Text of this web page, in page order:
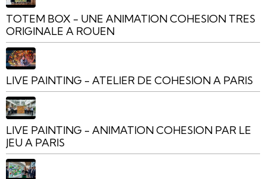
TOTEM BOX - UNE ANIMATION COHESION TRES
ORIGINALE A ROUEN
LIVE PAINTING - ATELIER DE COHESION A PARIS
LIVE PAINTING - ANIMATION COHESION PAR LE
JEU A PARIS